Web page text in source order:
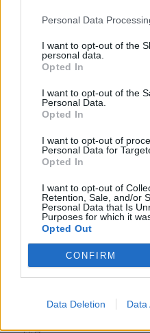
Personal Data
I want to opt-out of the
personal data.
Opted In
I want to opt-out of the
Personal Data.
Opted In
I want to opt-out of
Personal Data for
Opted In
I want to opt-out of
Retention, Sale, and/or
Personal Data that Is
Purposes for which it
Opted Out
CONFIRM
Data Deletion Data
19:56
Δαμίγο που έχασε τη ζωή
ελικοπτέρων στην Ψάθα
Χανιά: Εκδήλωση μνήμης
Σενετάκης για ΒΟΑΚ: «Η
υπερσύγχρονο
Ρέθυμνο: 19 κτίρια
πυρκαγιές
Ειδοποίησε μόνη της το 112
19:14